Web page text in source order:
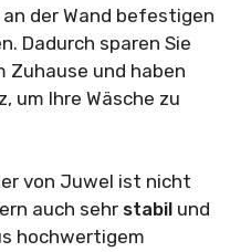
der Wand befestigen
Dadurch sparen Sie
Zuhause und haben
um Ihre Wäsche zu
von Juwel ist nicht
auch sehr stabil und
hochwertigem